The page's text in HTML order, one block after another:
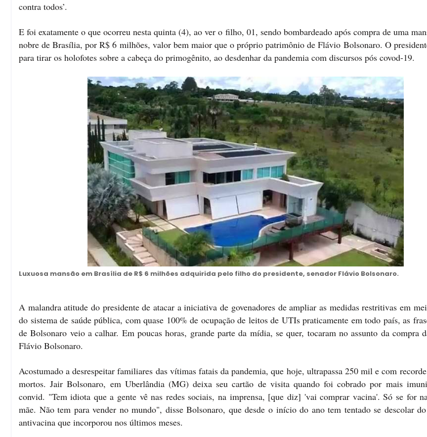
contra todos’.
E foi exatamente o que ocorreu nesta quinta (4), ao ver o filho, 01, sendo bombardeado após compra de uma
nobre de Brasília, por R$ 6 milhões, valor bem maior que o próprio patrimônio de Flávio Bolsonaro. O
para tirar os holofotes sobre a cabeça do primogênito, ao desdenhar da pandemia com discursos pós covod-19.
Luxuosa mansão em Brasília de R$ 6 milhões adquirida pelo filho do presidente, senador Flávio Bolsonaro.
A malandra atitude do presidente de atacar a iniciativa de govenadores de ampliar as medidas restritivas em
do sistema de saúde pública, com quase 100% de ocupação de leitos de UTIs praticamente em todo país, as
de Bolsonaro veio a calhar. Em poucas horas, grande parte da mídia, se quer, tocaram no assunto da compra
Flávio Bolsonaro.
Acostumado a desrespeitar familiares das vítimas fatais da pandemia, que hoje, ultrapassa 250 mil e com
mortos. Jair Bolsonaro, em Uberlândia (MG) deixa seu cartão de visita quando foi cobrado por mais
convid. "Tem idiota que a gente vê nas redes sociais, na imprensa, [que diz] 'vai comprar vacina'. Só se for
mãe. Não tem para vender no mundo", disse Bolsonaro, que desde o início do ano tem tentado se descolar
antivacina que incorporou nos últimos meses.